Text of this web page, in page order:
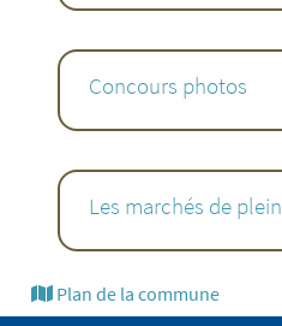
Concours photos
Les marchés de
Plan de la commune